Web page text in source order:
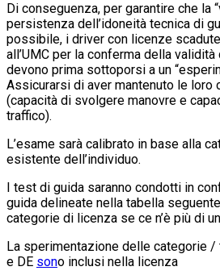
Di conseguenza, per garantire che la
persistenza dell’idoneità tecnica di
possibile, i driver con licenze
all’UMC per la conferma della
devono prima sottoporsi a un
Assicurarsi di aver mantenuto le loro
(capacità di svolgere manovre e
traffico).
L’esame sarà calibrato in base alla
esistente dell’individuo.
I test di guida saranno condotti in
guida delineate nella tabella
categorie di licenza se ce n’è più di
La sperimentazione delle categorie /
e DE sono inclusi nella licenza